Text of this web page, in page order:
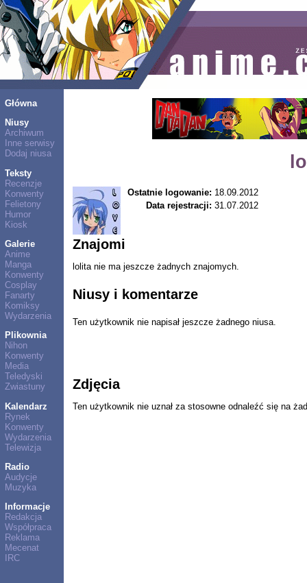
Główna
Niusy
Archiwum
Inne serwisy
Dodaj niusa
Teksty
Recenzje
Konwenty
Felietony
Humor
Kiosk
Galerie
Anime
Manga
Konwenty
Cosplay
Fanarty
Komiksy
Wydarzenia
Plikownia
Nihon
Konwenty
Media
Teledyski
Zwiastuny
Kalendarz
Rynek
Konwenty
Wydarzenia
Telewizja
Radio
Audycje
Muzyka
Informacje
Redakcja
Współpraca
Reklama
Mecenat
IRC
Ostatnie logowanie: 18.09.2012
Data rejestracji: 31.07.2012
Znajomi
lolita nie ma jeszcze żadnych znajomych.
Niusy i komentarze
Ten użytkownik nie napisał jeszcze żadnego niusa.
Zdjęcia
Ten użytkownik nie uznał za stosowne odnaleźć się na